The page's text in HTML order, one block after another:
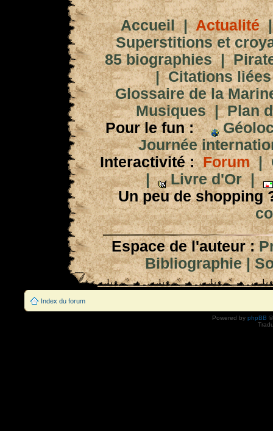
Accueil|Actualité
Superstitions et
85 biographies|
|Citations
Glossaire de la
Musiques|Plan
Pour le fun :
Journée
Interactivité : Forum|
|
Livre d'Or|
Un peu de shopping
Espace de l'auteur :
Bibliographie|
Index du forum
Powered by phpBB